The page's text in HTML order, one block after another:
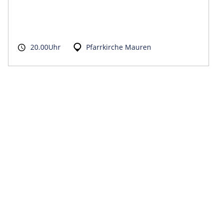
20.00Uhr Pfarrkirche Mauren